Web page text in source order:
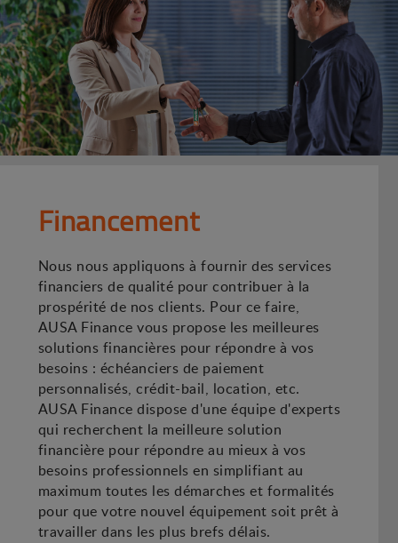
Financement
Nous nous appliquons à fournir des services
financiers de qualité pour contribuer à la
prospérité de nos clients. Pour ce faire,
AUSA Finance vous propose les meilleures
solutions financières pour répondre à vos
besoins : échéanciers de paiement
personnalisés, crédit-bail, location, etc.
AUSA Finance dispose d'une équipe d'experts
qui recherchent la meilleure solution
financière pour répondre au mieux à vos
besoins professionnels en simplifiant au
maximum toutes les démarches et formalités
pour que votre nouvel équipement soit prêt à
travailler dans les plus brefs délais.